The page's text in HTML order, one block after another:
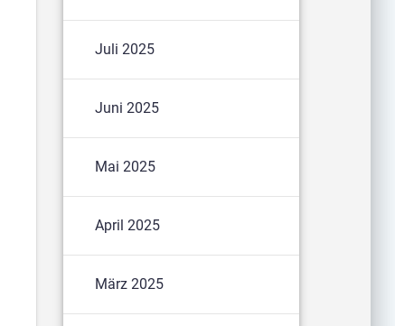
Juli 2025
Juni 2025
Mai 2025
April 2025
März 2025